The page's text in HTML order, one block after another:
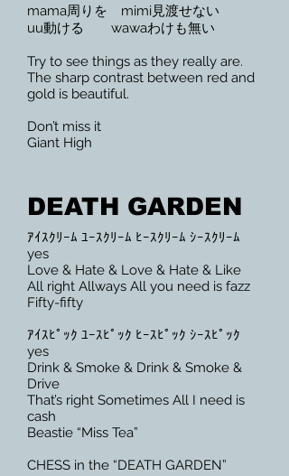
mama周りを mimi見渡せない​
uu動ける wawaわけも無い​
Try to see things as they really are.​
The sharp contrast between red and
gold is beautiful.​
Don’t miss it​
Giant High
DEATH GARDEN
ｱｲｽｸﾘｰﾑ ﾕｰｽｸﾘｰﾑ ﾋｰｽｸﾘｰﾑ ｼｰｽｸﾘｰﾑ
yes​
Love & Hate & Love & Hate & Like​
All right Allways All you need is fazz​
Fifty-fifty​
ｱｲｽﾋﾟｯｸ ﾕｰｽﾋﾟｯｸ ﾋｰｽﾋﾟｯｸ ｼｰｽﾋﾟｯｸ
yes​
Drink & Smoke & Drink & Smoke &
Drive​
That’s right Sometimes All I need is
cash​
Beastie “Miss Tea”​
CHESS in the “DEATH GARDEN”​